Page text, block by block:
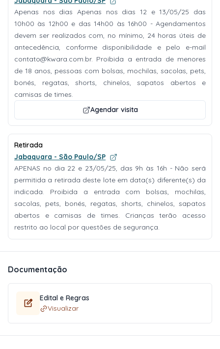
Apenas nos dias Apenas nos dias 12 e 13/05/25 das
10h00 às 12h00 e das 14h00 às 16h00 - Agendamentos
devem ser realizados com, no mínimo, 24 horas úteis de
antecedência, conforme disponibilidade e pelo e-mail
contato@kwara.com.br. Proibida a entrada de menores
de 18 anos, pessoas com bolsas, mochilas, sacolas, pets,
bonés, regatas, shorts, chinelos, sapatos abertos e
camisas de times.
Agendar visita
Retirada
Jabaquara - São Paulo/SP
APENAS no dia 22 e 23/05/25, das 9h às 16h - Não será
permitida a retirada deste lote em data(s) diferente(s) da
indicada. Proibida a entrada com bolsas, mochilas,
sacolas, pets, bonés, regatas, shorts, chinelos, sapatos
abertos e camisas de times. Crianças terão acesso
restrito ao local por questões de segurança.
Documentação
Edital e Regras
Visualizar